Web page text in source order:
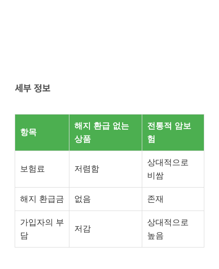
세부 정보
항목
해지 환급 없는
상품
전통적 암보
험
보험료 저렴함
상대적으로
비쌈
해지 환급금 없음 존재
가입자의 부
담
저감
상대적으로
높음